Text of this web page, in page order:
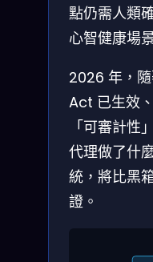
點仍需人類
心智健康場
2026 年，
Act 已生效
「可審計性
代理做了什
統，將比黑
證。